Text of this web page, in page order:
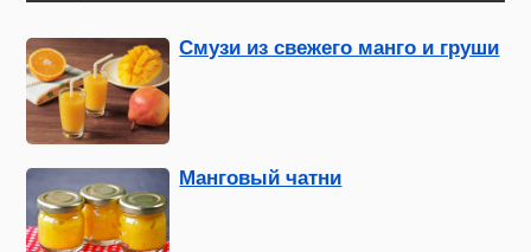
Смузи из свежего манго и груши
Манговый чатни